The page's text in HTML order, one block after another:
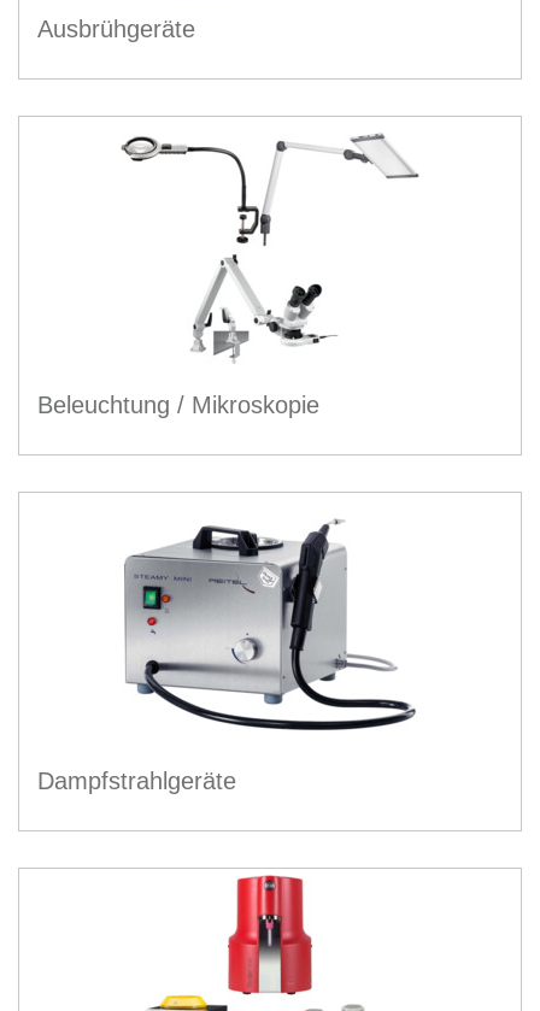
Ausbrühgeräte
Beleuchtung / Mikroskopie
Dampfstrahlgeräte